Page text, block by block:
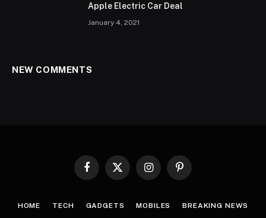
Apple Electric Car Deal
January 4, 2021
NEW COMMENTS
Facebook
X
InstagramPinterest
HOME TECH GADGETS MOBILES BREAKING NEWS